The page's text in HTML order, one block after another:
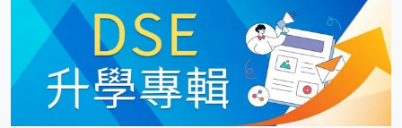
政局